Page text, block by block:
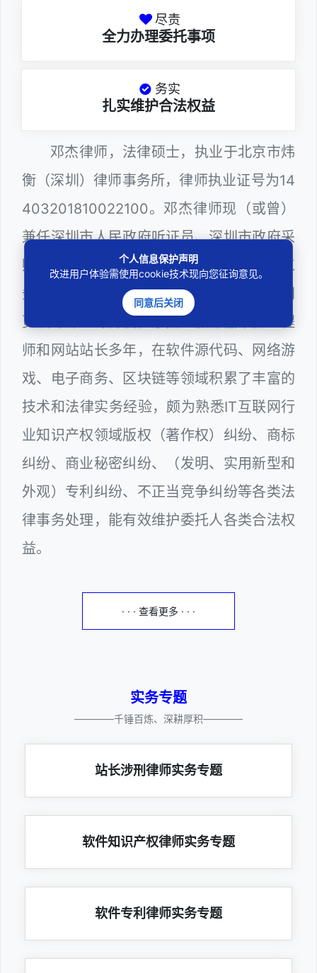
尽责
全力办理委托事项
务实
扎实维护合法权益
邓杰律师，法律硕士，执业于北京市炜
衡（深圳）律师事务所，律师执业证号为14
403201810022100。邓杰律师现（或曾）
兼任深圳市人民政府听证员、深圳市政府采
购评审专家（法律类），深圳市某区建筑工
务署公职律师、计算机信息网络安全员、网
页设计师、计算机程序员、服务器维护工程
师和网站站长多年，在软件源代码、网络游
戏、电子商务、区块链等领域积累了丰富的
技术和法律实务经验，颇为熟悉IT互联网行
业知识产权领域版权（著作权）纠纷、商标
纠纷、商业秘密纠纷、（发明、实用新型和
外观）专利纠纷、不正当竞争纠纷等各类法
律事务处理，能有效维护委托人各类合法权
益。
· · · 查看更多 · · ·
实务专题
————千锤百炼、深耕厚积————
站长涉刑律师实务专题
软件知识产权律师实务专题
软件专利律师实务专题
个人信息保护声明
改进用户体验需使用cookie技术现向您征询意见。
同意后关闭